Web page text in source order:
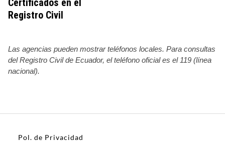
Registro Civil
Las agencias pueden mostrar teléfonos locales. Para consultas
del Registro Civil de Ecuador, el teléfono oficial es el 119 (línea
nacional).
Pol. de Privacidad